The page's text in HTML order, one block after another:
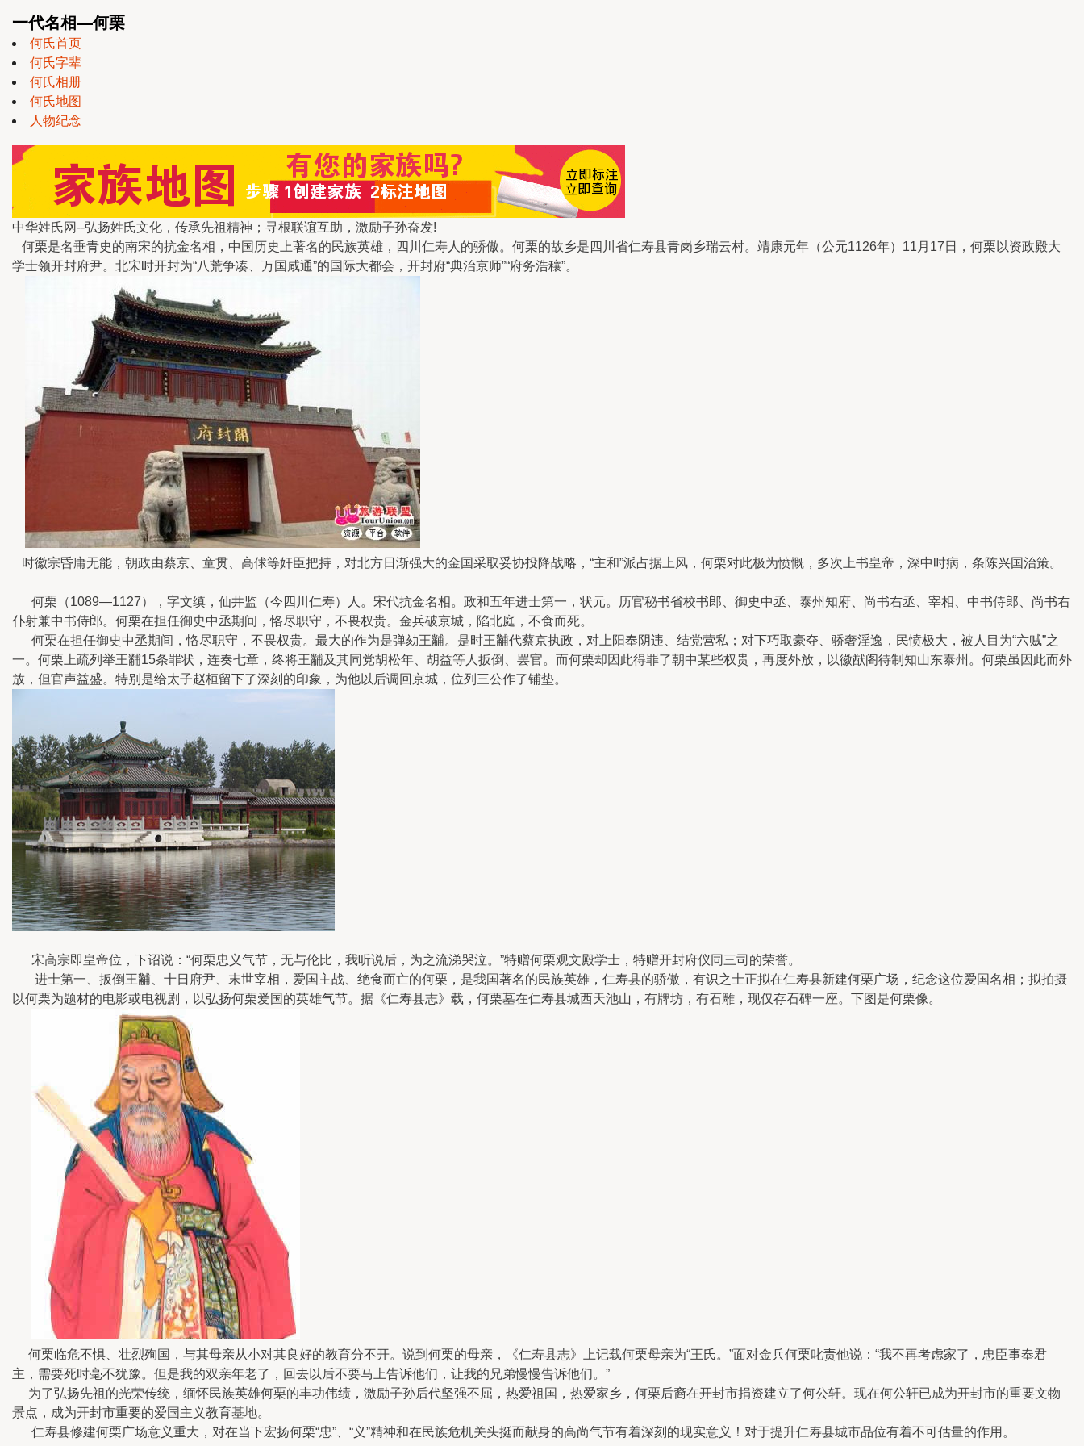
一代名相—何栗
何氏首页
何氏字辈
何氏相册
何氏地图
人物纪念
中华姓氏网--弘扬姓氏文化，传承先祖精神；寻根联谊互助，激励子孙奋发!
何栗是名垂青史的南宋的抗金名相，中国历史上著名的民族英雄，四川仁寿人的骄傲。何栗的故乡是四川省仁寿县青岗乡瑞云村。靖康元年（公元1126年）11月17日，何栗以资政殿大
学士领开封府尹。北宋时开封为“八荒争凑、万国咸通”的国际大都会，开封府“典治京师”“府务浩穰”。
时徽宗昏庸无能，朝政由蔡京、童贯、高俅等奸臣把持，对北方日渐强大的金国采取妥协投降战略，“主和”派占据上风，何栗对此极为愤慨，多次上书皇帝，深中时病，条陈兴国治策。
何栗（1089—1127），字文缜，仙井监（今四川仁寿）人。宋代抗金名相。政和五年进士第一，状元。历官秘书省校书郎、御史中丞、泰州知府、尚书右丞、宰相、中书侍郎、尚书右
仆射兼中书侍郎。何栗在担任御史中丞期间，恪尽职守，不畏权贵。金兵破京城，陷北庭，不食而死。
何栗在担任御史中丞期间，恪尽职守，不畏权贵。最大的作为是弹劾王黼。是时王黼代蔡京执政，对上阳奉阴违、结党营私；对下巧取豪夺、骄奢淫逸，民愤极大，被人目为“六贼”之
一。何栗上疏列举王黼15条罪状，连奏七章，终将王黼及其同党胡松年、胡益等人扳倒、罢官。而何栗却因此得罪了朝中某些权贵，再度外放，以徽猷阁待制知山东泰州。何栗虽因此而外
放，但官声益盛。特别是给太子赵桓留下了深刻的印象，为他以后调回京城，位列三公作了铺垫。
宋高宗即皇帝位，下诏说：“何栗忠义气节，无与伦比，我听说后，为之流涕哭泣。”特赠何栗观文殿学士，特赠开封府仪同三司的荣誉。
进士第一、扳倒王黼、十日府尹、末世宰相，爱国主战、绝食而亡的何栗，是我国著名的民族英雄，仁寿县的骄傲，有识之士正拟在仁寿县新建何栗广场，纪念这位爱国名相；拟拍摄
以何栗为题材的电影或电视剧，以弘扬何栗爱国的英雄气节。据《仁寿县志》载，何栗墓在仁寿县城西天池山，有牌坊，有石雕，现仅存石碑一座。下图是何栗像。
何栗临危不惧、壮烈殉国，与其母亲从小对其良好的教育分不开。说到何栗的母亲，《仁寿县志》上记载何栗母亲为“王氏。”面对金兵何栗叱责他说：“我不再考虑家了，忠臣事奉君
主，需要死时毫不犹豫。但是我的双亲年老了，回去以后不要马上告诉他们，让我的兄弟慢慢告诉他们。”
为了弘扬先祖的光荣传统，缅怀民族英雄何栗的丰功伟绩，激励子孙后代坚强不屈，热爱祖国，热爱家乡，何栗后裔在开封市捐资建立了何公轩。现在何公轩已成为开封市的重要文物
景点，成为开封市重要的爱国主义教育基地。
仁寿县修建何栗广场意义重大，对在当下宏扬何栗“忠”、“义”精神和在民族危机关头挺而献身的高尚气节有着深刻的现实意义！对于提升仁寿县城市品位有着不可估量的作用。